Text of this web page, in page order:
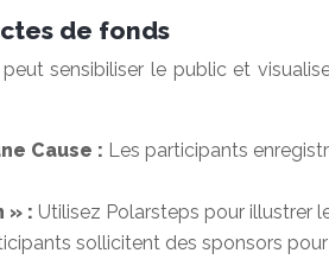
de fonds
sensibiliser le public et
Cause : Les participants
» : Utilisez Polarsteps pour illustrer
sollicitent des sponsors